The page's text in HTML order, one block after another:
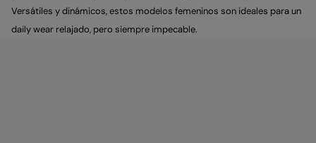
Versátiles y dinámicos, estos modelos femeninos son ideales para un
daily wear relajado, pero siempre impecable.